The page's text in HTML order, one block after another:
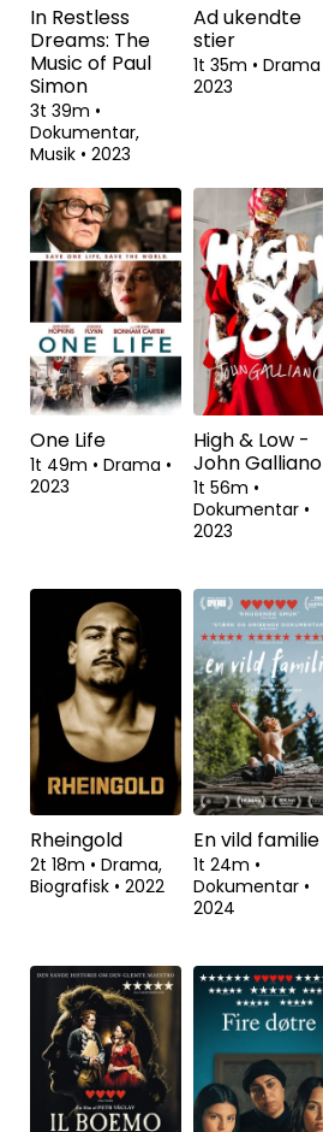
In Restless
Dreams: The
Music of Paul
Simon
3t 39m •
Dokumentar,
Musik • 2023
Ad ukendte
stier
1t 35m • Drama
2023
One Life
1t 49m • Drama •
2023
High & Low -
John Galliano
1t 56m •
Dokumentar •
2023
Rheingold
2t 18m • Drama,
Biografisk • 2022
En vild familie
1t 24m •
Dokumentar •
2024